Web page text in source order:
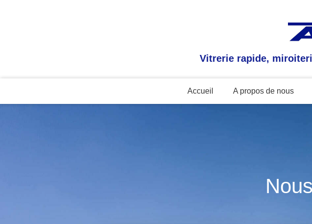
Vitrerie rapide,
Accueil A propos de nous